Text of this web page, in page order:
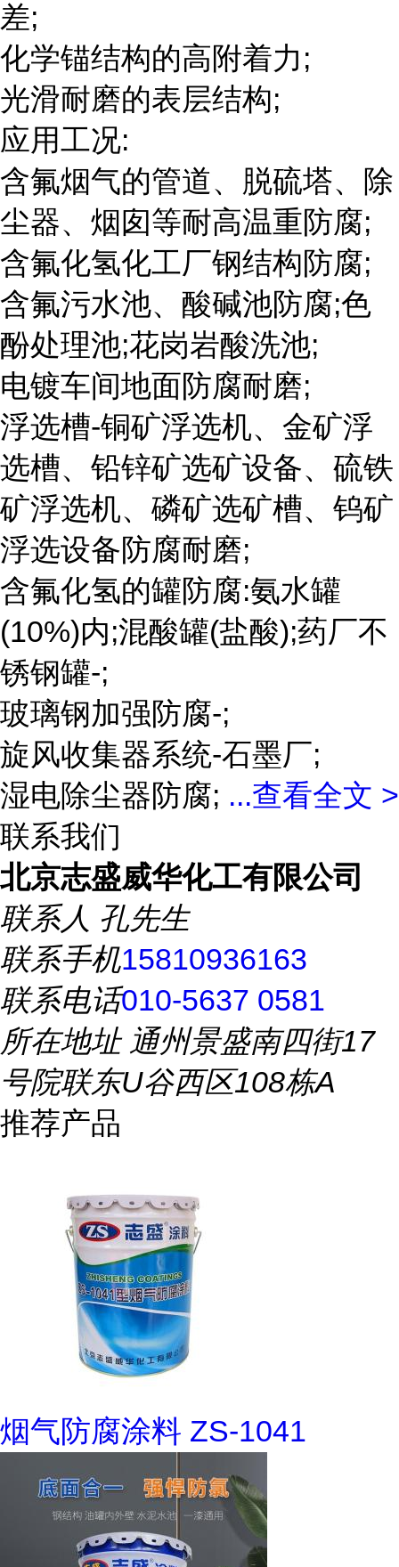
差;
化学锚结构的高附着力;
光滑耐磨的表层结构;
应用工况:
含氟烟气的管道、脱硫塔、除
尘器、烟囱等耐高温重防腐;
含氟化氢化工厂钢结构防腐;
含氟污水池、酸碱池防腐;色
酚处理池;花岗岩酸洗池;
电镀车间地面防腐耐磨;
浮选槽-铜矿浮选机、金矿浮
选槽、铅锌矿选矿设备、硫铁
矿浮选机、磷矿选矿槽、钨矿
浮选设备防腐耐磨;
含氟化氢的罐防腐:氨水罐
(10%)内;混酸罐(盐酸);药厂不
锈钢罐-;
玻璃钢加强防腐-;
旋风收集器系统-石墨厂;
湿电除尘器防腐; ...查看全文 >
联系我们
北京志盛威华化工有限公司
联系人 孔先生
联系手机15810936163
联系电话010-5637 0581
所在地址通州景盛南四街17
号院联东U谷西区108栋A
推荐产品
烟气防腐涂料 ZS-1041